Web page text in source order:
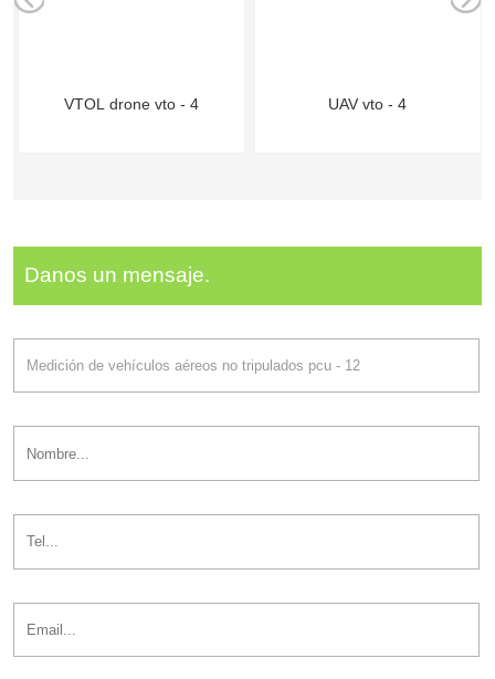
VTOL drone vto - 4 UAV vto - 4
Danos un mensaje.